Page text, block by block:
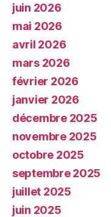
juin 2026
mai 2026
avril 2026
mars 2026
février 2026
janvier 2026
décembre 2025
novembre 2025
octobre 2025
septembre 2025
juillet 2025
juin 2025